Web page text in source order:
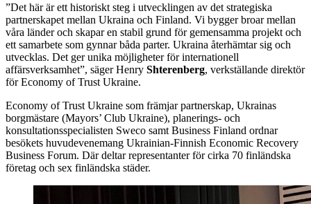
”Det här är ett historiskt steg i utvecklingen av det strategiska
partnerskapet mellan Ukraina och Finland. Vi bygger broar mellan
våra länder och skapar en stabil grund för gemensamma projekt och
ett samarbete som gynnar båda parter. Ukraina återhämtar sig och
utvecklas. Det ger unika möjligheter för internationell
affärsverksamhet”, säger Henry Shterenberg, verkställande direktör
för Economy of Trust Ukraine.
Economy of Trust Ukraine som främjar partnerskap, Ukrainas
borgmästare (Mayors’ Club Ukraine), planerings- och
konsultationsspecialisten Sweco samt Business Finland ordnar
besökets huvudevenemang Ukrainian-Finnish Economic Recovery
Business Forum. Där deltar representanter för cirka 70 finländska
företag och sex finländska städer.